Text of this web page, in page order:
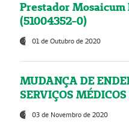
Prestador Mosaicum
(51004352-0)
01 de Outubro de 2020
MUDANÇA DE
SERVIÇOS
03 de Novembro de 2020